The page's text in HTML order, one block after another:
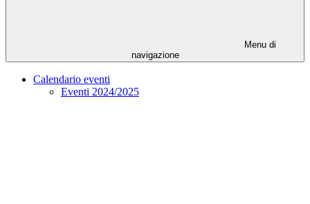
Menu di
navigazione
Calendario eventi
Eventi 2024/2025